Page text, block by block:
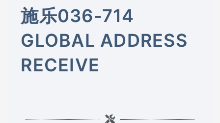
施乐036-714
GLOBAL ADDRESS
RECEIVE